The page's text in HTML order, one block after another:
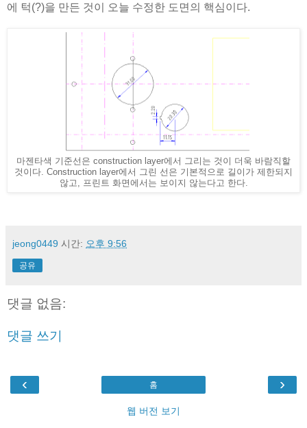
에 턱(?)을 만든 것이 오늘 수정한 도면의 핵심이다.
마젠타색 기준선은 construction layer에서 그리는 것이 더욱 바람직할
것이다. Construction layer에서 그린 선은 기본적으로 길이가 제한되지
않고, 프린트 화면에서는 보이지 않는다고 한다.
jeong0449 시간: 오후 9:56
공유
댓글 없음:
댓글 쓰기
‹ ›
홈
웹 버전 보기